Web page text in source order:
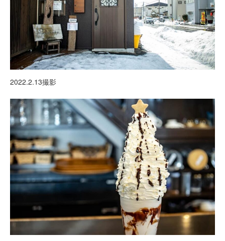
2022.2.13撮影